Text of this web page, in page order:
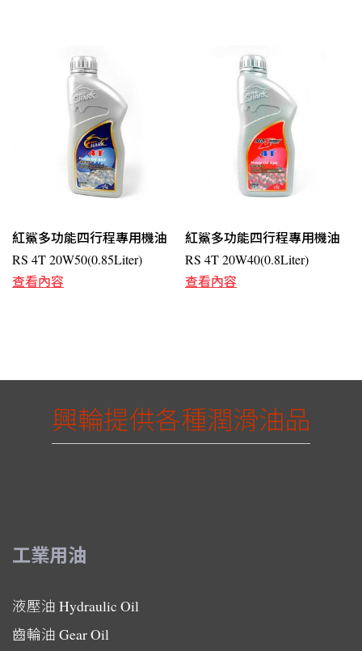
紅鯊多功能四行程專用機油
RS 4T 20W50(0.85Liter)
查看內容
紅鯊多功能四行程專用機油
RS 4T 20W40(0.8Liter)
查看內容
興輪提供各種潤滑油品
工業用油
液壓油 Hydraulic Oil
齒輪油 Gear Oil